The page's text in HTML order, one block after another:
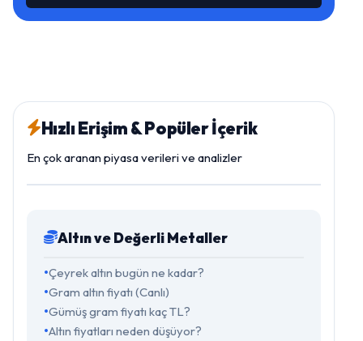
Hızlı Erişim & Popüler İçerik
En çok aranan piyasa verileri ve analizler
Altın ve Değerli Metaller
Çeyrek altın bugün ne kadar?
Gram altın fiyatı (Canlı)
Gümüş gram fiyatı kaç TL?
Altın fiyatları neden düşüyor?